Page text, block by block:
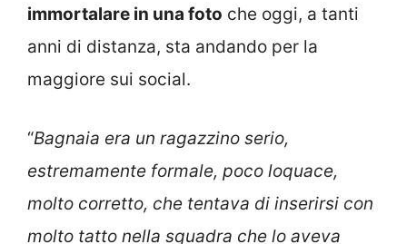
immortalare in una foto che oggi, a tanti
anni di distanza, sta andando per la
maggiore sui social.
“Bagnaia era un ragazzino serio,
estremamente formale, poco loquace,
molto corretto, che tentava di inserirsi con
molto tatto nella squadra che lo aveva